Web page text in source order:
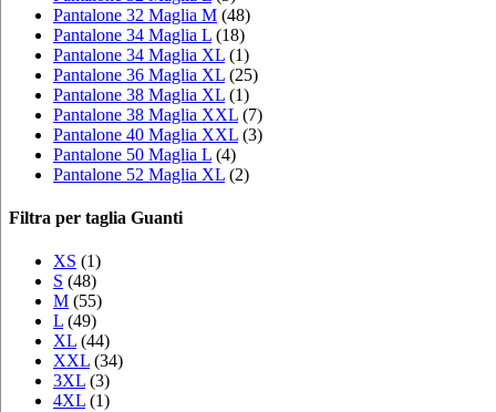
Pantalone 32 Maglia M (48)
Pantalone 34 Maglia L (18)
Pantalone 34 Maglia XL (1)
Pantalone 36 Maglia XL (25)
Pantalone 38 Maglia XL (1)
Pantalone 38 Maglia XXL (7)
Pantalone 40 Maglia XXL (3)
Pantalone 50 Maglia L (4)
Pantalone 52 Maglia XL (2)
Filtra per taglia Guanti
XS (1)
S (48)
M (55)
L (49)
XL (44)
XXL (34)
3XL (3)
4XL (1)